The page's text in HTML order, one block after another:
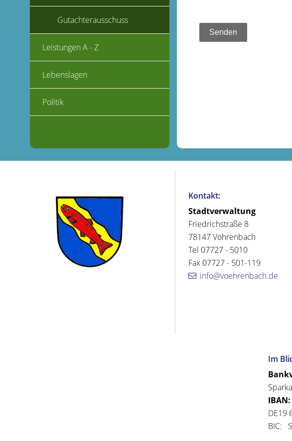
Gutachterausschuss
Leistungen A - Z
Lebenslagen
Politik
Kontakt:
Stadtverwaltung
Friedrichstraße 8
78147 Vöhrenbach
Tel 07727 - 5010
Fax 07727 - 501-119
info@voehrenbach.de
Im
IBAN:
DE19
BIC: